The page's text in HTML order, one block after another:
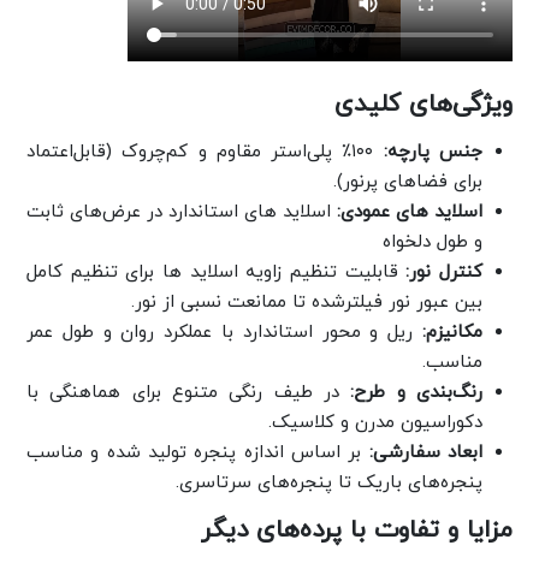
ویژگی‌های کلیدی
جنس پارچه:
۱۰۰٪ پلی‌استر مقاوم و کم‌چروک (قابل‌اعتماد
برای فضاهای پرنور).
اسلاید های عمودی: اسلاید های استاندارد در عرض‌های ثابت
و طول دلخواه
کنترل نور:قابلیت تنظیم زاویه اسلاید ها برای تنظیم کامل
بین عبور نور فیلترشده تا ممانعت نسبی از نور.
مکانیزم: ریل و محور استاندارد با عملکرد روان و طول عمر
مناسب.
رنگ‌بندی و طرح:در طیف رنگی متنوع برای هماهنگی با
دکوراسیون مدرن و کلاسیک.
ابعاد سفارشی: بر اساس اندازه پنجره تولید شده و مناسب
پنجره‌های‌ باریک تا پنجره‌های سرتاسری.
مزایا و تفاوت با پرده‌های دیگر